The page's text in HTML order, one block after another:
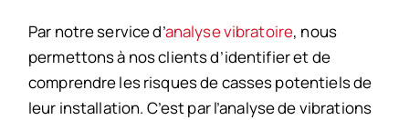
Par notre service d’analyse vibratoire, nous
permettons à nos clients d’identifier et de
comprendre les risques de casses potentiels de
leur installation. C’est par l’analyse de vibrations